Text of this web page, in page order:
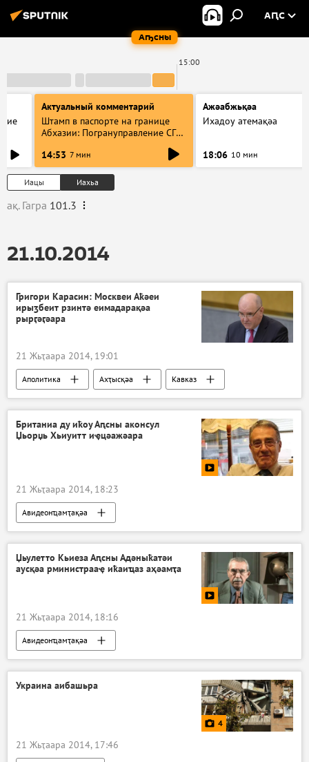
Аҧсны
АԤС
15:00
Актуальный комментарий
Штамп в паспорте на границе
Абхазии: Погрануправление СГБ
туристов
14:53 7 мин
Ажәабжьқәа
Ихадоу атемақәа
18:06 10 мин
Иацы Иахьа
ақ. Гагра 101.3
21.10.2014
Григори Карасин: Москвеи Аҟәеи
ирыӡбеит рзинтә еимадарақәа
рырӷәӷәара
21 Жьҭаара 2014, 19:01
Аполитика Ахҭысқәа Кавказ
Британиа ду иҟоу Аԥсны аконсул
Џьорџь Хьиуитт иҿцәажәара
21 Жьҭаара 2014, 18:23
Авидеонҵамҭақәа
Џьулетто Кьиеза Аԥсны Адәныҟатәи
аусқәа рминистрааҿ иҟаиҵаз аҳәамҭа
21 Жьҭаара 2014, 18:16
Авидеонҵамҭақәа
Украина аибашьра
4
21 Жьҭаара 2014, 17:46